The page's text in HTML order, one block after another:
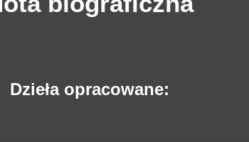
Dzieła opracowane: